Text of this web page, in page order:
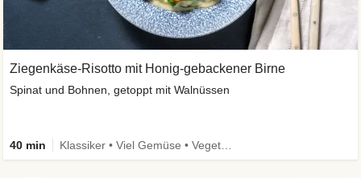
Ziegenkäse-Risotto mit Honig-gebackener Birne
Spinat und Bohnen, getoppt mit Walnüssen
40 min